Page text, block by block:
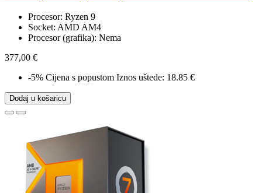
Procesor: Ryzen 9
Socket: AMD AM4
Procesor (grafika): Nema
377,00 €
-5% Cijena s popustom Iznos uštede: 18.85 €
Dodaj u košaricu